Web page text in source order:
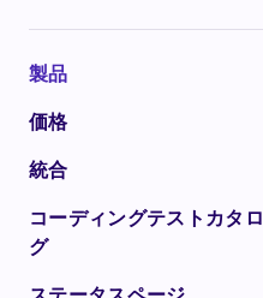
製品
価格
統合
コーディングテストカタロ
グ